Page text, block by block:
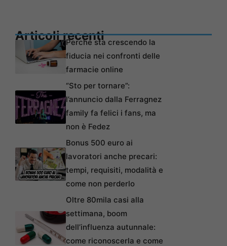
Articoli recentiPerché sta crescendo la
fiducia nei confronti delle
farmacie online
“Sto per tornare”:
l’annuncio dalla Ferragnez
family fa felici i fans, ma
non è Fedez
Bonus 500 euro ai
lavoratori anche precari:
tempi, requisiti, modalità e
come non perderlo
Oltre 80mila casi alla
settimana, boom
dell’influenza autunnale:
come riconoscerla e come